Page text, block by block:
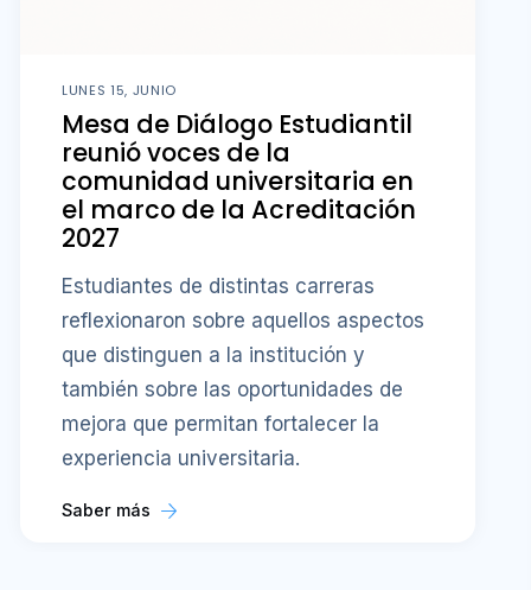
LUNES 15, JUNIO
Mesa de Diálogo Estudiantil
reunió voces de la
comunidad universitaria en
el marco de la Acreditación
2027
Estudiantes de distintas carreras
reflexionaron sobre aquellos aspectos
que distinguen a la institución y
también sobre las oportunidades de
mejora que permitan fortalecer la
experiencia universitaria.
Saber más